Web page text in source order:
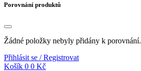
Porovnání produktů
Žádné položky nebyly přidány k porovnání.
Přihlásit se / Registrovat
Košík 0 0 Kč